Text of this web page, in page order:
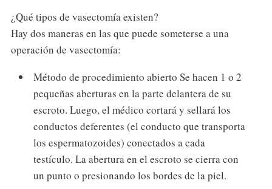
¿Qué tipos de vasectomía existen?
Hay dos maneras en las que puede someterse a una
operación de vasectomía:
Método de procedimiento abierto Se hacen 1 o 2
pequeñas aberturas en la parte delantera de su
escroto. Luego, el médico cortará y sellará los
conductos deferentes (el conducto que transporta
los espermatozoides) conectados a cada
testículo. La abertura en el escroto se cierra con
un punto o presionando los bordes de la piel.